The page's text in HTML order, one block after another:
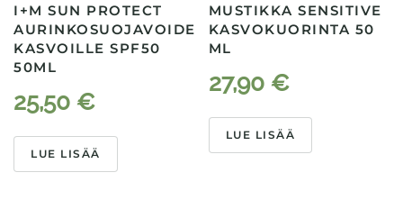
I+M SUN PROTECT
AURINKOSUOJAVOIDE
KASVOILLE SPF50
50ML
25,50 €
LUE LISÄÄ
MUSTIKKA SENSITIVE
KASVOKUORINTA 50
ML
27,90 €
LUE LISÄÄ